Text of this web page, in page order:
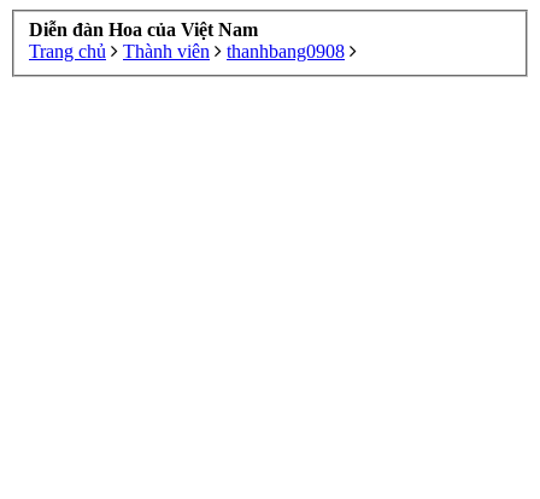
Diễn đàn Hoa của Việt Nam
Trang chủ
Thành viên thanhbang0908